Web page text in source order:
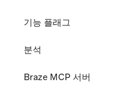
기능 플래그
분석
Braze MCP 서버